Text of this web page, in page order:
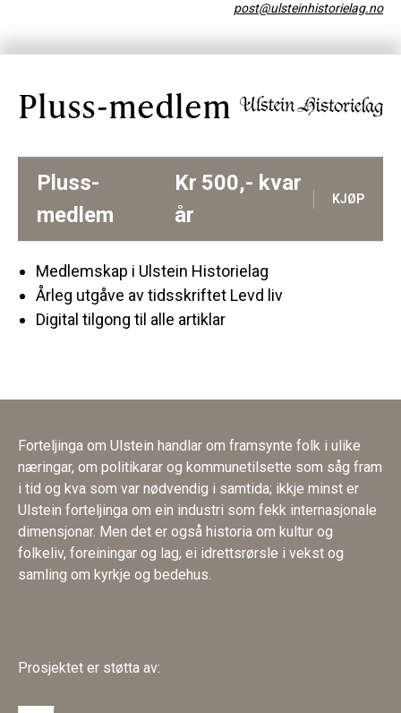
post@ulsteinhistorielag.no
Pluss-medlem
Pluss-
medlem
Kr 500,- kvar
år
KJØP
Medlemskap i Ulstein Historielag
Årleg utgåve av tidsskriftet Levd liv
Digital tilgong til alle artiklar
Forteljinga om Ulstein handlar om framsynte folk i ulike
næringar, om politikarar og kommunetilsette som såg fram
i tid og kva som var nødvendig i samtida; ikkje minst er
Ulstein forteljinga om ein industri som fekk internasjonale
dimensjonar. Men det er også historia om kultur og
folkeliv, foreiningar og lag, ei idrettsrørsle i vekst og
samling om kyrkje og bedehus.
Prosjektet er støtta av: